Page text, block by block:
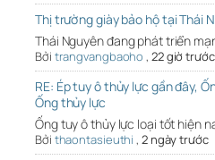
Thị trường giày bảo hộ tại Thái
Thái Nguyên đang phát triển
Bởi trangvangbaoho , 22 giờ trước
RE: Ép tuy ô thủy lực gần đây,
Ống thủy lực
Ống tuy ô thủy lực loại tốt hiện
Bởi thaontasieuthi , 2 ngày trước